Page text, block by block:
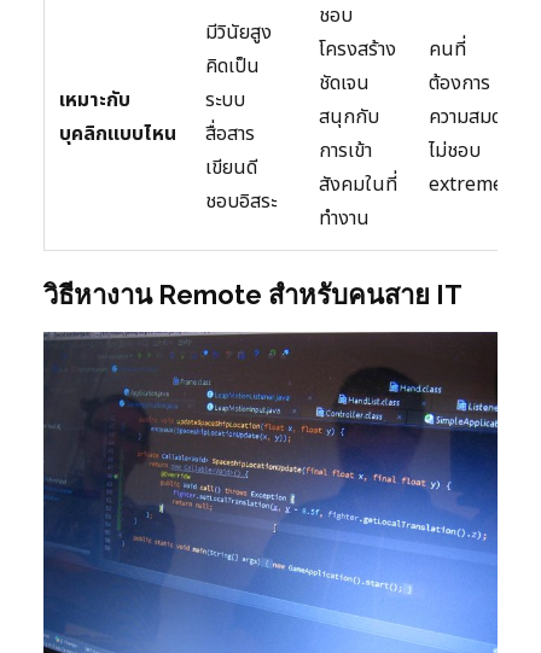
เหมาะกับ
บุคลิกแบบไหน
มีวินัยสูง
คิดเป็น
ระบบ
สื่อสาร
เขียนดี
ชอบอิสระ
ชอบ
โครงสร้าง
ชัดเจน
สนุกกับ
การเข้า
สังคมในที่
ทำงาน
คนที่
ต้องการ
ความสมดุล
ไม่ชอบ
extremes
วิธีหางาน Remote สำหรับคนสาย IT